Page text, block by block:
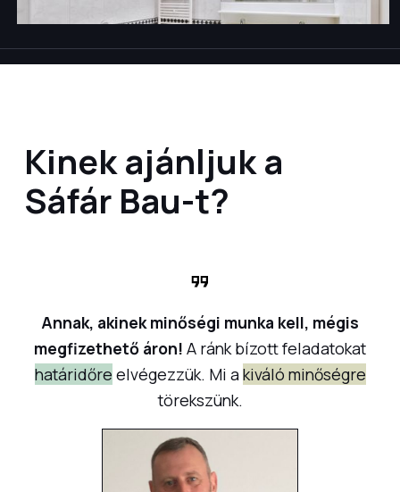
Kinek ajánljuk a
Sáfár Bau-t?
Annak, akinek minőségi munka kell, mégis
megfizethető áron! A ránk bízott feladatokat
határidőre elvégezzük. Mi a kiváló minőségre
törekszünk.